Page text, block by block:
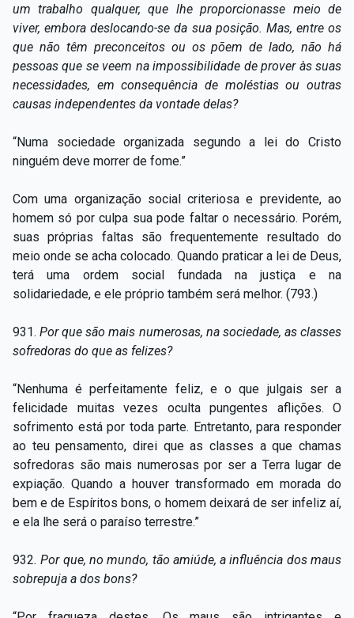
um trabalho qualquer, que lhe proporcionasse meio de
viver, embora deslocando-se da sua posição. Mas, entre os
que não têm preconceitos ou os põem de lado, não há
pessoas que se veem na impossibilidade de prover às suas
necessidades, em consequência de moléstias ou outras
causas independentes da vontade delas?
“Numa sociedade organizada segundo a lei do Cristo
ninguém deve morrer de fome.”
Com uma organização social criteriosa e previdente, ao
homem só por culpa sua pode faltar o necessário. Porém,
suas próprias faltas são frequentemente resultado do
meio onde se acha colocado. Quando praticar a lei de Deus,
terá uma ordem social fundada na justiça e na
solidariedade, e ele próprio também será melhor. (793.)
931. Por que são mais numerosas, na sociedade, as classes
sofredoras do que as felizes?
“Nenhuma é perfeitamente feliz, e o que julgais ser a
felicidade muitas vezes oculta pungentes aflições. O
sofrimento está por toda parte. Entretanto, para responder
ao teu pensamento, direi que as classes a que chamas
sofredoras são mais numerosas por ser a Terra lugar de
expiação. Quando a houver transformado em morada do
bem e de Espíritos bons, o homem deixará de ser infeliz aí,
e ela lhe será o paraíso terrestre.”
932. Por que, no mundo, tão amiúde, a influência dos maus
sobrepuja a dos bons?